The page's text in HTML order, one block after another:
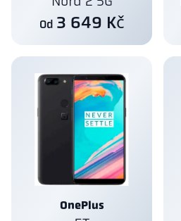
Od 3 649 Kč
OnePlus